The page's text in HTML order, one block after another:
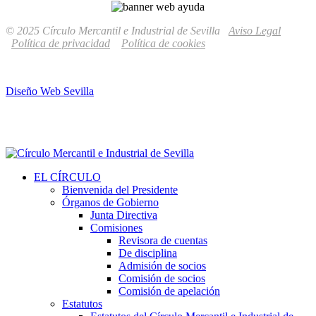
© 2025 Círculo Mercantil e Industrial de Sevilla Aviso Legal
Política de privacidad
Política de cookies
Diseño Web Sevilla
EL CÍRCULO
Bienvenida del Presidente
Órganos de Gobierno
Junta Directiva
Comisiones
Revisora de cuentas
De disciplina
Admisión de socios
Comisión de socios
Comisión de apelación
Estatutos